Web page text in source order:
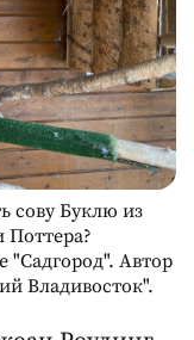
сову Буклю из
Поттера?
"Садгород". Автор
Владивосток".